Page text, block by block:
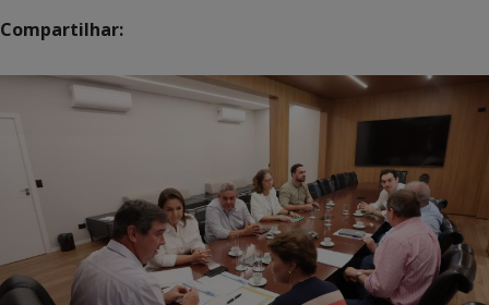
Compartilhar: